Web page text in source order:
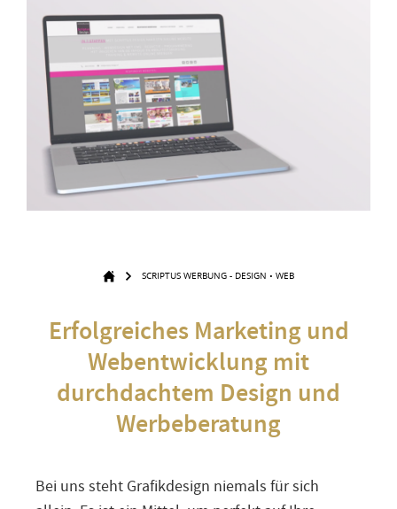
SCRIPTUS WERBUNG - DESIGN • WEB
Erfolgreiches Marketing und
Webentwicklung mit
durchdachtem Design und
Werbeberatung
Bei uns steht Grafikdesign niemals für sich